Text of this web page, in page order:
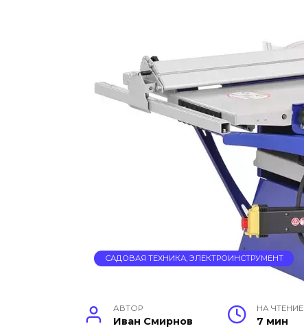
САДОВАЯ ТЕХНИКА, ЭЛЕКТРОИНСТРУМЕНТ
АВТОР
Иван Смирнов
НА ЧТЕНИЕ
7 мин